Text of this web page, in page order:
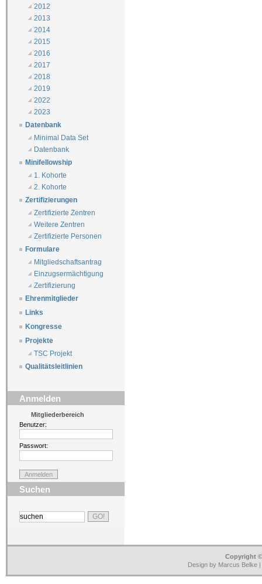
2012
2013
2014
2015
2016
2017
2018
2019
2022
2023
Datenbank
Minimal Data Set
Datenbank
Minifellowship
1. Kohorte
2. Kohorte
Zertifizierungen
Zertifizierte Zentren
Weitere Zentren
Zertifizierte Personen
Formulare
Mitgliedschaftsantrag
Einzugsermächtigung
Zertifizierung
Ehrenmitglieder
Links
Kongresse
Projekte
TSC Projekt
Qualitätsleitlinien
Anmelden
Mitgliederbereich
Benutzer:
Passwort:
Suchen
Copyright
Design by Marcus Belke